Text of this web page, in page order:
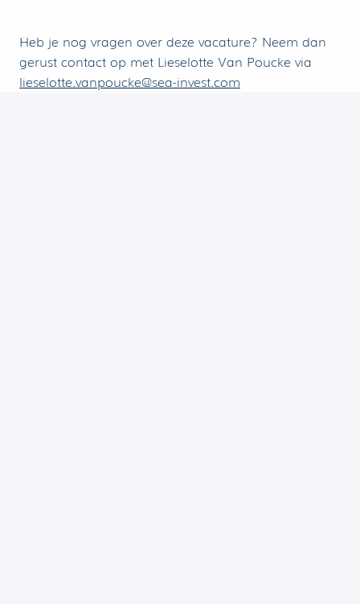
Heb je nog vragen over deze vacature? Neem dan
gerust contact op met Lieselotte Van Poucke via
lieselotte.vanpoucke@sea-invest.com